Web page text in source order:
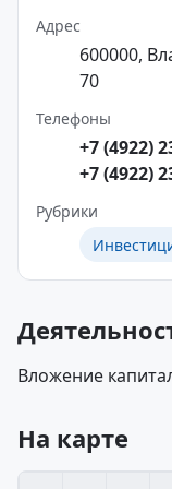
Адрес
600000,
70
Телефоны
+7 (4922)
+7 (4922)
Рубрики
Вложение
На карте